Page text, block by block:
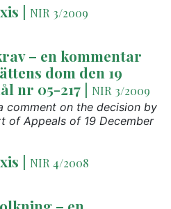
| NIR 3/2009
– en kommentar
dom den 19
nr 05-217 | NIR 3/2009
comment on the decision by
of Appeals of 19 December
| NIR 4/2008